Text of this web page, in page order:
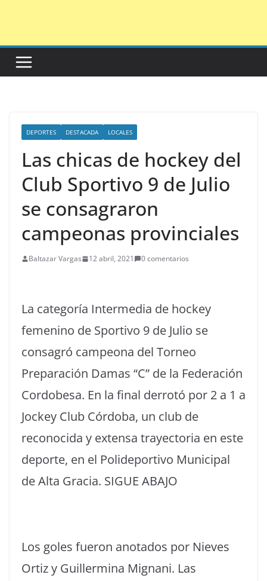
DEPORTES DESTACADA LOCALES
Las chicas de hockey del
Club Sportivo 9 de Julio
se consagraron
campeonas provinciales
Baltazar Vargas 12 abril, 2021 0 comentarios
La categoría Intermedia de hockey
femenino de Sportivo 9 de Julio se
consagró campeona del Torneo
Preparación Damas “C” de la Federación
Cordobesa. En la final derrotó por 2 a 1 a
Jockey Club Córdoba, un club de
reconocida y extensa trayectoria en este
deporte, en el Polideportivo Municipal
de Alta Gracia. SIGUE ABAJO
Los goles fueron anotados por Nieves
Ortiz y Guillermina Mignani. Las